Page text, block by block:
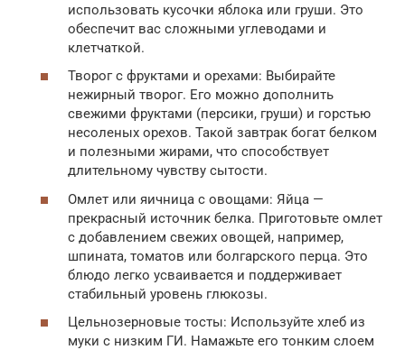
использовать кусочки яблока или груши. Это
обеспечит вас сложными углеводами и
клетчаткой.
Творог с фруктами и орехами: Выбирайте
нежирный творог. Его можно дополнить
свежими фруктами (персики, груши) и горстью
несоленых орехов. Такой завтрак богат белком
и полезными жирами, что способствует
длительному чувству сытости.
Омлет или яичница с овощами: Яйца —
прекрасный источник белка. Приготовьте омлет
с добавлением свежих овощей, например,
шпината, томатов или болгарского перца. Это
блюдо легко усваивается и поддерживает
стабильный уровень глюкозы.
Цельнозерновые тосты: Используйте хлеб из
муки с низким ГИ. Намажьте его тонким слоем